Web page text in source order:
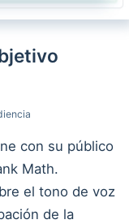
con su público
Math.
el tono de voz
de la